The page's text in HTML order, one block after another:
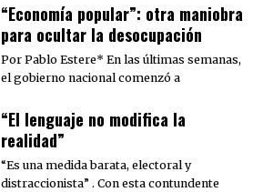
“Economía popular”: otra maniobra
para ocultar la desocupación
Por Pablo Estere* En las últimas semanas,
el gobierno nacional comenzó a
“El lenguaje no modifica la
realidad”
“Es una medida barata, electoral y
distraccionista” . Con esta contundente